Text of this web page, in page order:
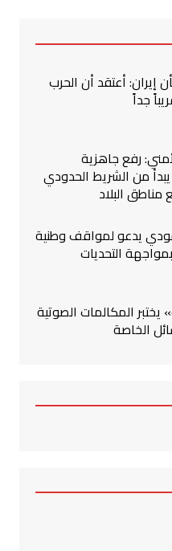
إيران: أعتقد أن الحرب
جداً
رفع جاهزية
من الشريط الحدودي
البلاد
يدعو لمواقف وطنية
التحديات
يختبر المكالمات الصوتية
الخاصة